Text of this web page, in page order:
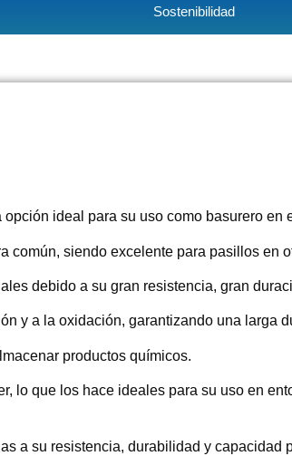
Sostenibilidad
ideal para su uso como basurero en
común, siendo excelente para pasillos en
debido a su gran resistencia, gran
y a la oxidación, garantizando una larga
productos químicos.
lo que los hace ideales para su uso en
a su resistencia, durabilidad y capacidad